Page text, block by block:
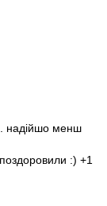
надійшо менш
:) +1